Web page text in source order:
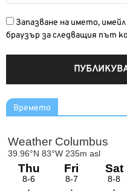
Запазване на името,
браузър за следващия път
Времето